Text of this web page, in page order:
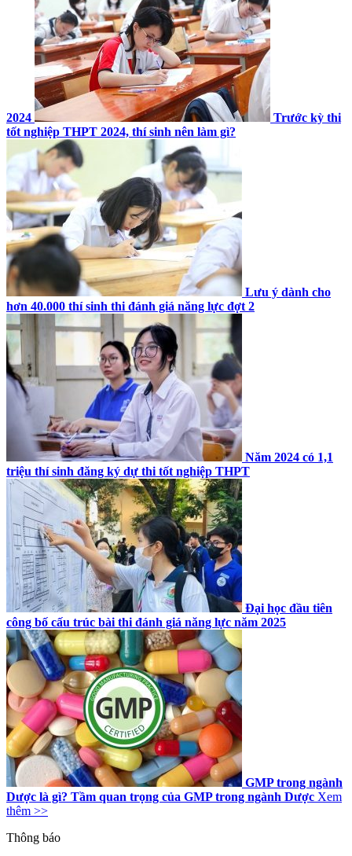
2024
Trước kỳ thi
tốt nghiệp THPT 2024, thí sinh nên làm gì?
Lưu ý dành cho
hơn 40.000 thí sinh thi đánh giá năng lực đợt 2
Năm 2024 có 1,1
triệu thí sinh đăng ký dự thi tốt nghiệp THPT
Đại học đầu tiên
công bố cấu trúc bài thi đánh giá năng lực năm 2025
GMP trong ngành
Dược là gì? Tầm quan trọng của GMP trong ngành Dược Xem
thêm >>
Thông báo